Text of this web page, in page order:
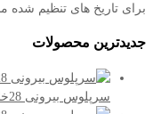
برای تاریخ های تنظیم شده
جدیدترین محصولات
سرپلوس بیرونی 28خار ساینا اتوماتیک